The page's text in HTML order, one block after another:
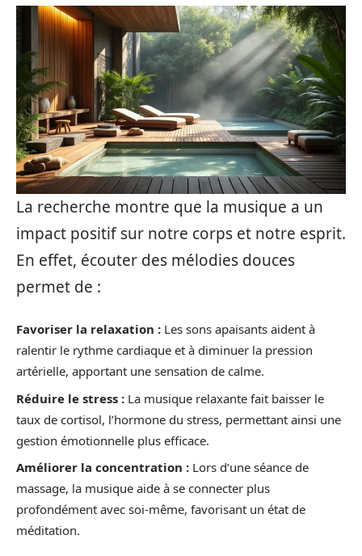
La recherche montre que la musique a un
impact positif sur notre corps et notre esprit.
En effet, écouter des mélodies douces
permet de :
Favoriser la relaxation : Les sons apaisants aident à
ralentir le rythme cardiaque et à diminuer la pression
artérielle, apportant une sensation de calme.
Réduire le stress : La musique relaxante fait baisser le
taux de cortisol, l’hormone du stress, permettant ainsi une
gestion émotionnelle plus efficace.
Améliorer la concentration : Lors d’une séance de
massage, la musique aide à se connecter plus
profondément avec soi-même, favorisant un état de
méditation.